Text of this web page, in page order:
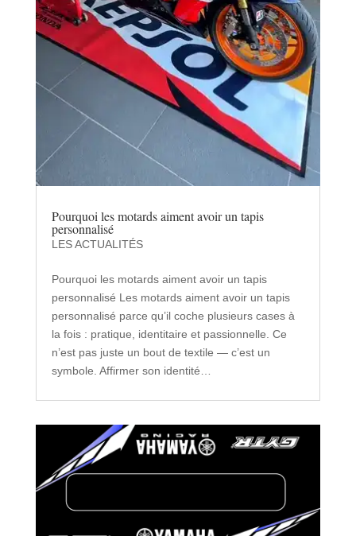
Pourquoi les motards aiment avoir un tapis
personnalisé
LES ACTUALITÉS
Pourquoi les motards aiment avoir un tapis
personnalisé Les motards aiment avoir un tapis
personnalisé parce qu’il coche plusieurs cases à
la fois : pratique, identitaire et passionnelle. Ce
n’est pas juste un bout de textile — c’est un
symbole. Affirmer son identité…